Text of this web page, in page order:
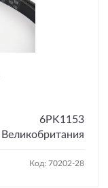
6PK1153
Великобритания
Код: 70202-28